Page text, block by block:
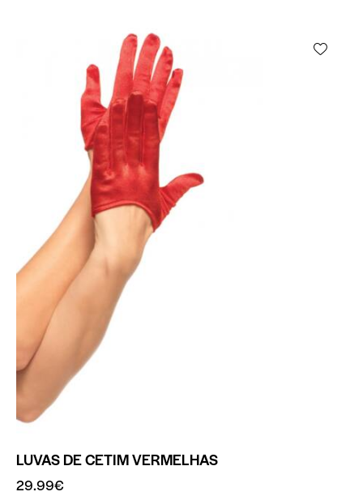
LUVAS DE CETIM VERMELHAS
29.99€